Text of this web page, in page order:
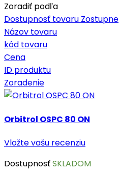
Zoradiť podľa
Dostupnosť tovaru Zostupne
Názov tovaru
kód tovaru
Cena
ID produktu
Zoradenie
Orbitrol OSPC 80 ON
Vložte vašu recenziu
DostupnosťSKLADOM